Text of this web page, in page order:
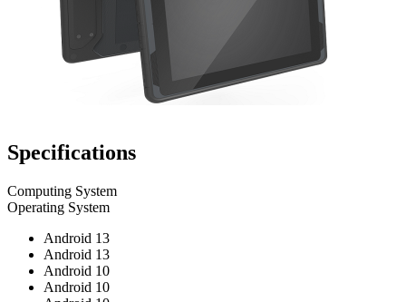
Specifications
Computing System
Operating System
Android 13
Android 13
Android 10
Android 10